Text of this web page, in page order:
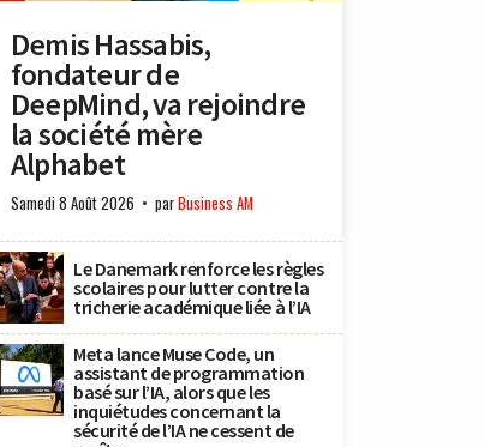
Demis Hassabis,
fondateur de
DeepMind, va rejoindre
la société mère
Alphabet
Samedi 8 Août 2026 parBusiness AM
Le Danemark renforce les règles
scolaires pour lutter contre la
tricherie académique liée à l’IA
Meta lance Muse Code, un
assistant de programmation
basé sur l’IA, alors que les
inquiétudes concernant la
sécurité de l’IA ne cessent de